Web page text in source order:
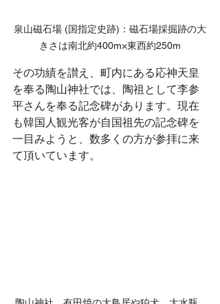
泉山磁石場 (国指定史跡)：磁石場採掘跡の大
きさは南北約400m×東西約250m
その功績を讃え、町内にある応神天皇
を奉る陶山神社では、陶祖として李参
平さんを奉る記念碑があります。現在
も韓国人観光客が自国祖先の記念碑を
一目みようと、数多くの方が参拝に来
て頂いています。